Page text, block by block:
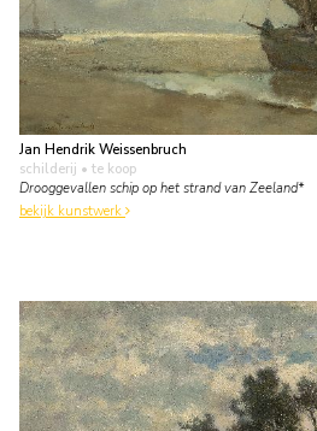
Jan Hendrik Weissenbruch
schilderij • te koop
Drooggevallen schip op het strand van Zeeland*
bekijk kunstwerk